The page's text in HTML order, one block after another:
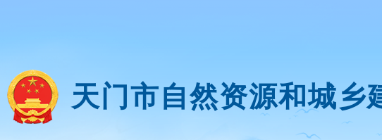
天门市自然资源和城乡